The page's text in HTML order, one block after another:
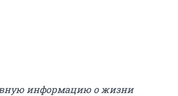
информацию о жизни